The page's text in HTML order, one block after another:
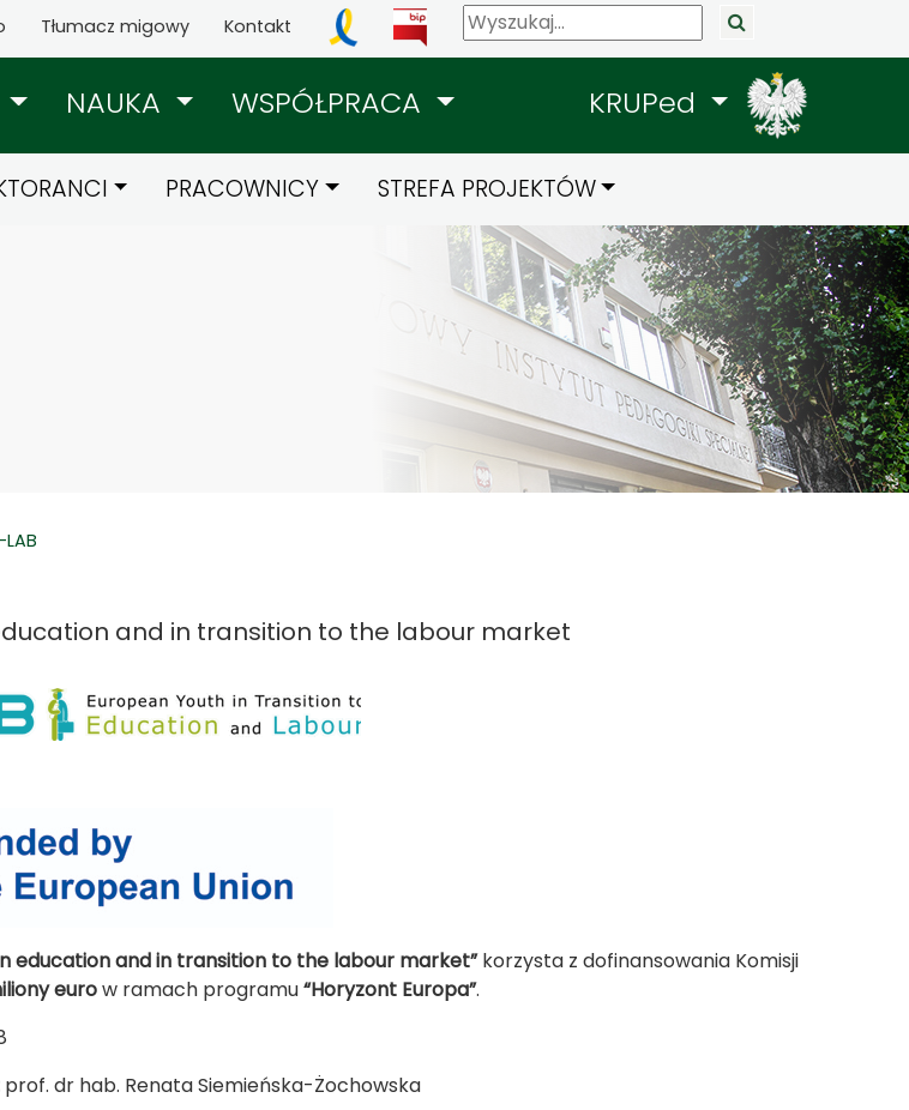
Tłumacz migowy Kontakt
NAUKA WSPÓŁPRACA KRUPed
PRACOWNICY STREFA PROJEKTÓW
LAB
and in transition to the labour market
education and in transition to the labour market”korzysta z dofinansowania Komisji
eurow ramach programu“Horyzont Europa”.
prof. dr hab. Renata Siemieńska-Żochowska